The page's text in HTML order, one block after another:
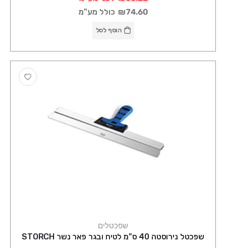
₪74.60 כולל מע"מ
הוסף לסל
שפכטלים
שפכטל נירוסטה 40 ס"מ לטיח ובגר פאר נשר STORCH